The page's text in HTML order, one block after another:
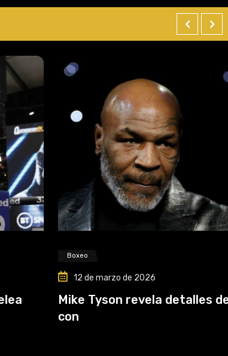
12 de marzo de 2026
Tyson revela detalles de su pelea